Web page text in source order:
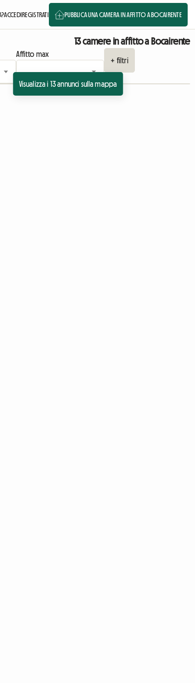
ACCEDIREGISTRATI PUBBLICA UNA CAMERA IN AFFITTO A BOCAIRENTE
13 camere in affitto a Bocairente
Affitto max
+ filtri
Visualizza i 13 annunci sulla mappa